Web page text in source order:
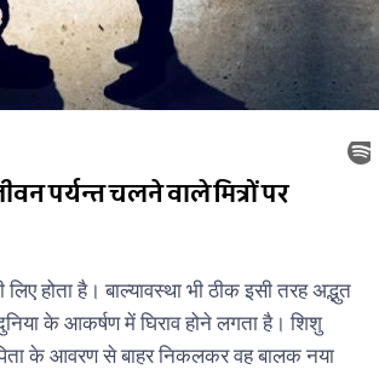
होता है। बाल्यावस्था भी ठीक इसी तरह अद्भुत
के आकर्षण में घिराव होने लगता है। शिशु
के आवरण से बाहर निकलकर वह बालक नया